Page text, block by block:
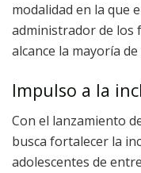
modalidad en la que
administrador de los
alcance la mayoría de
Impulso a la
Con el lanzamiento
busca fortalecer la
adolescentes de